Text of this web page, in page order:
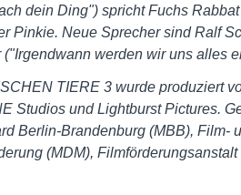
dein Ding") spricht Fuchs
Pinkie. Neue Sprecher sind Ralf
werden wir uns alles
TIERE 3 wurde produziert
Studios und Lightburst Pictures.
Berlin-Brandenburg (MBB), Film-
(MDM),